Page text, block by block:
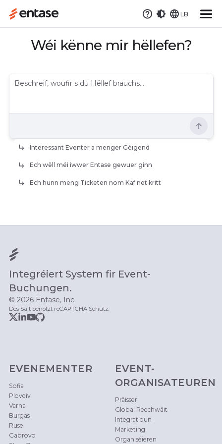
LB
Wéi kënne mir hëllefen?
Interessant Eventer a menger Géigend
Ech wëll méi iwwer Entase gewuer ginn
Ech hunn meng Ticketen nom Kaf net kritt
Integréiert System fir Event-
Buchungen.
© 2026 Entase, Inc.
Dës Säit benotzt reCAPTCHA Schutz.
EVENEMENTER
Sofia
Plovdiv
Varna
Burgas
Ruse
Gabrovo
EVENT-
ORGANISATEUREN
Präisser
Global Reechwäit
Integratioun
Marketing
Organiséieren